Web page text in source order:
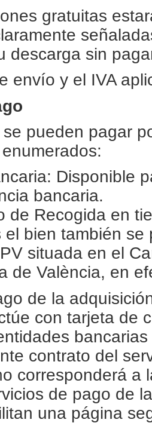
gratuitas
descarga sin
envío y el IVA
pueden pagar
Disponible
bancaria.
de Recogida en
el bien también
situada en el
de València, en
de la
con tarjeta de
contrato del
corresponderá a
de pago de
una página